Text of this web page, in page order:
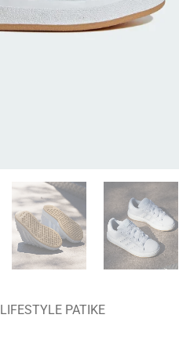
LIFESTYLE PATIKE